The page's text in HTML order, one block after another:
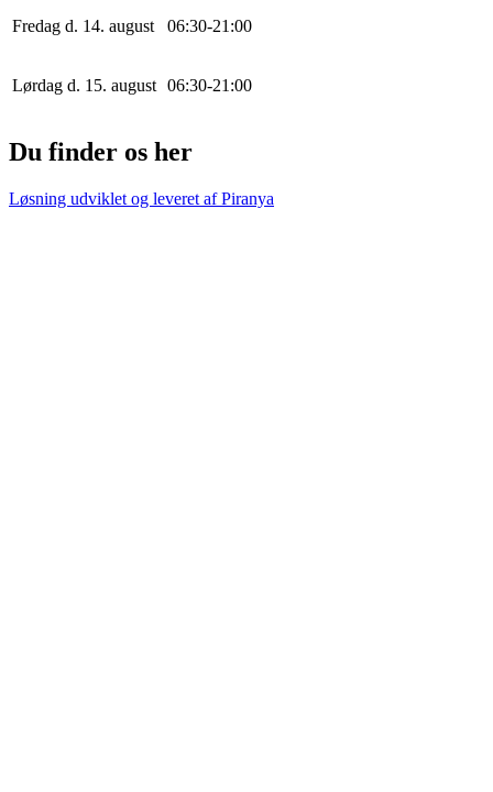
Fredag d. 14. august 06:30-21 :00
Lørdag d. 15. august 06:30-21 :00
Du finder os her
Løsning udviklet og leveret afPiranya